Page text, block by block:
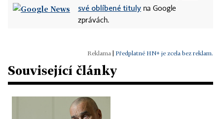
své oblíbené tituly na Google
zprávách.
Předplatné HN+ je zcela bez reklam.
Související články